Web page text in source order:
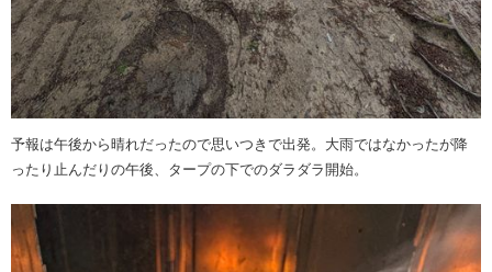
予報は午後から晴れだったので思いつきで出発。大雨ではなかったが降
ったり止んだりの午後、タープの下でのダラダラ開始。